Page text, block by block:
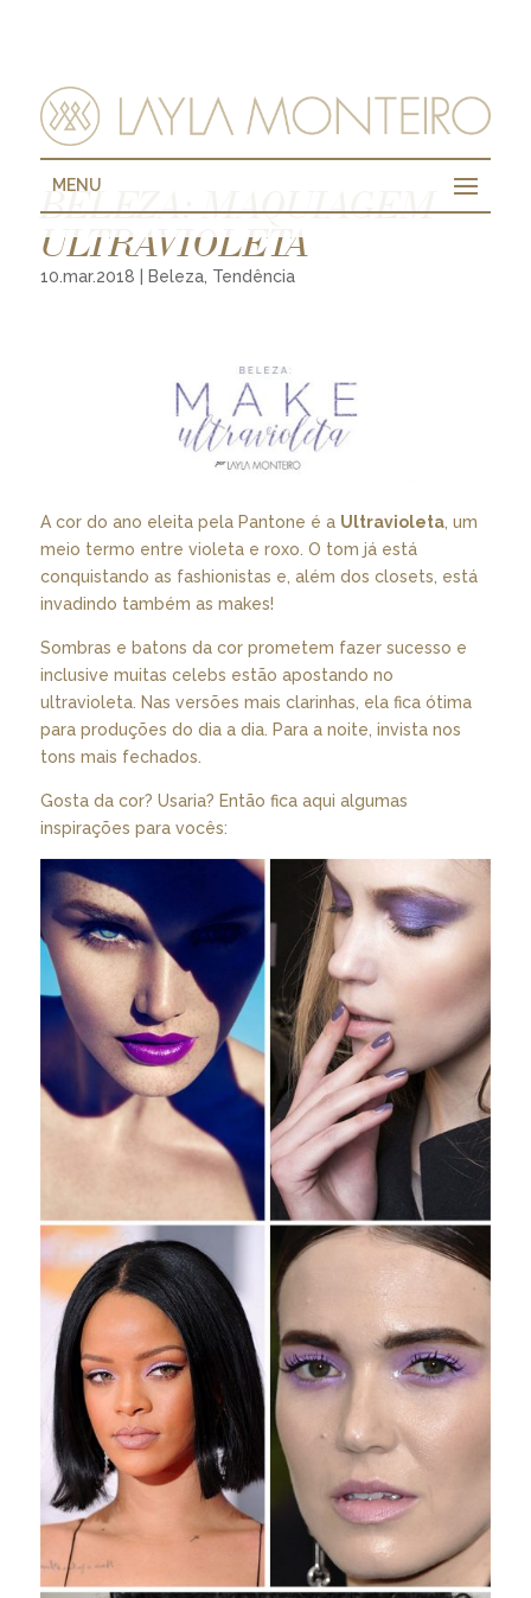
MENU
BELEZA: MAQUIAGEM
ULTRAVIOLETA
10.mar.2018 Beleza, Tendência
A cor do ano eleita pela Pantone é a Ultravioleta, um
meio termo entre violeta e roxo. O tom já está
conquistando as fashionistas e, além dos closets, está
invadindo também as makes!
Sombras e batons da cor prometem fazer sucesso e
inclusive muitas celebs estão apostando no
ultravioleta. Nas versões mais clarinhas, ela fica ótima
para produções do dia a dia. Para a noite, invista nos
tons mais fechados.
Gosta da cor? Usaria? Então fica aqui algumas
inspirações para vocês: